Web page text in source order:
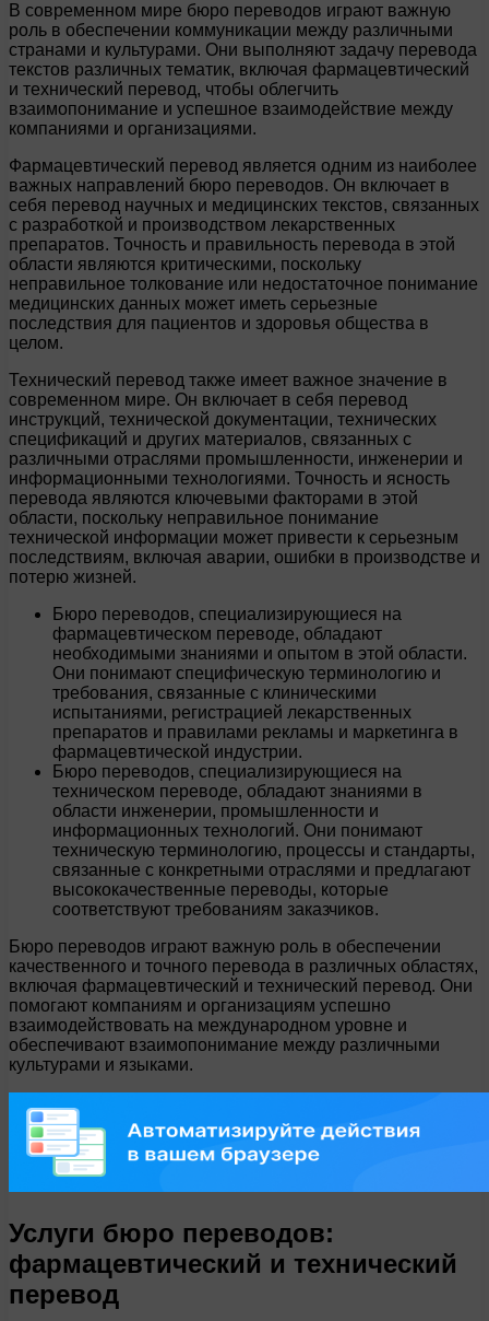
В современном мире бюро переводов играют важную
роль в обеспечении коммуникации между различными
странами и культурами. Они выполняют задачу перевода
текстов различных тематик, включая фармацевтический
и технический перевод, чтобы облегчить
взаимопонимание и успешное взаимодействие между
компаниями и организациями.
Фармацевтический перевод является одним из наиболее
важных направлений бюро переводов. Он включает в
себя перевод научных и медицинских текстов, связанных
с разработкой и производством лекарственных
препаратов. Точность и правильность перевода в этой
области являются критическими, поскольку
неправильное толкование или недостаточное понимание
медицинских данных может иметь серьезные
последствия для пациентов и здоровья общества в
целом.
Технический перевод также имеет важное значение в
современном мире. Он включает в себя перевод
инструкций, технической документации, технических
спецификаций и других материалов, связанных с
различными отраслями промышленности, инженерии и
информационными технологиями. Точность и ясность
перевода являются ключевыми факторами в этой
области, поскольку неправильное понимание
технической информации может привести к серьезным
последствиям, включая аварии, ошибки в производстве и
потерю жизней.
Бюро переводов, специализирующиеся на
фармацевтическом переводе, обладают
необходимыми знаниями и опытом в этой области.
Они понимают специфическую терминологию и
требования, связанные с клиническими
испытаниями, регистрацией лекарственных
препаратов и правилами рекламы и маркетинга в
фармацевтической индустрии.
Бюро переводов, специализирующиеся на
техническом переводе, обладают знаниями в
области инженерии, промышленности и
информационных технологий. Они понимают
техническую терминологию, процессы и стандарты,
связанные с конкретными отраслями и предлагают
высококачественные переводы, которые
соответствуют требованиям заказчиков.
Бюро переводов играют важную роль в обеспечении
качественного и точного перевода в различных областях,
включая фармацевтический и технический перевод. Они
помогают компаниям и организациям успешно
взаимодействовать на международном уровне и
обеспечивают взаимопонимание между различными
культурами и языками.
Услуги бюро переводов:
фармацевтический и технический
перевод